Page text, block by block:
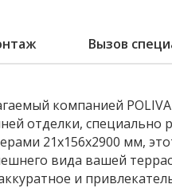
Вызов
компанией
отделки, специально
21х156х2900 мм,
вида вашей
и